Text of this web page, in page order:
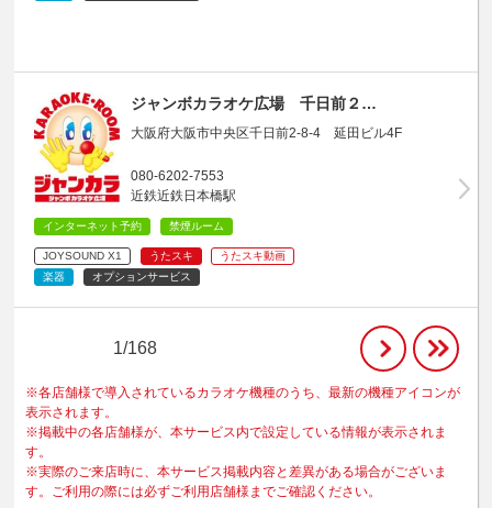
ジャンボカラオケ広場 千日前２…
大阪府大阪市中央区千日前2-8-4 延田ビル4F
080-6202-7553
近鉄近鉄日本橋駅
インターネット予約 禁煙ルーム
JOYSOUND X1 うたスキ
うたスキ動画
楽器
オプションサービス
1/168
※各店舗様で導入されているカラオケ機種のうち、最新の機種アイコンが
表示されます。
※掲載中の各店舗様が、本サービス内で設定している情報が表示されま
す。
※実際のご来店時に、本サービス掲載内容と差異がある場合がございま
す。ご利用の際には必ずご利用店舗様までご確認ください。